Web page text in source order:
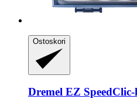
Ostoskori
Dremel EZ